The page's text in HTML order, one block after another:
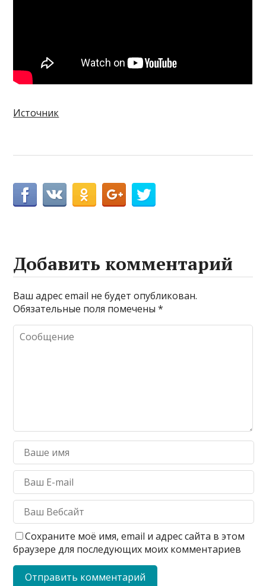
Источник
Добавить комментарий
Ваш адрес email не будет опубликован.
Обязательные поля помечены*
Сохраните моё имя, email и адрес сайта в этом
браузере для последующих моих комментариев